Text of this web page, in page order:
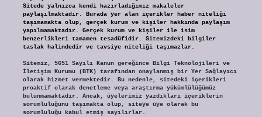
Sitede yalnızca kendi hazırladığımız makaleler
paylaşılmaktadır. Burada yer alan içerikler haber niteliği
taşımamakta olup, gerçek kurum ve kişiler hakkında paylaşım
yapılmamaktadır. Gerçek kurum ve kişiler ile isim
benzerlikleri tamamen tesadüfidir. Sitemizdeki bilgiler
taslak halindedir ve tavsiye niteliği taşımazlar.
Sitemiz, 5651 Sayılı Kanun gereğince Bilgi Teknolojileri ve
İletişim Kurumu (BTK) tarafından onaylanmış bir Yer Sağlayıcı
olarak hizmet vermektedir. Bu nedenle, sitedeki içerikleri
proaktif olarak denetleme veya araştırma yükümlülüğümüz
bulunmamaktadır. Ancak, üyelerimiz yazdıkları içeriklerin
sorumluluğunu taşımakta olup, siteye üye olarak bu
sorumluluğu kabul etmiş sayılırlar.